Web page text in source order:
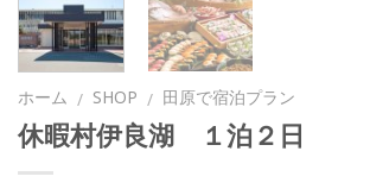
ホーム / SHOP / 田原で宿泊プラン
休暇村伊良湖 １泊２日